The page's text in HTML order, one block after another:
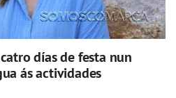
días de festa nun
ás actividades